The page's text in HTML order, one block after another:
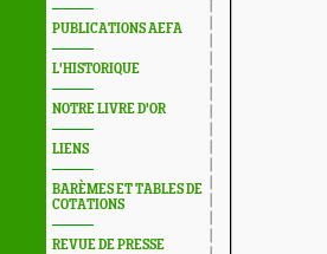
PUBLICATIONS AEFA
L'HISTORIQUE
NOTRE LIVRE D'OR
LIENS
BARÈMES ET TABLES DE
COTATIONS
REVUE DE PRESSE